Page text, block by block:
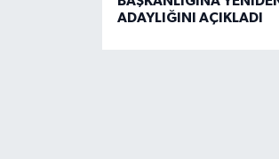
ADAYLIĞINI AÇIKLADI